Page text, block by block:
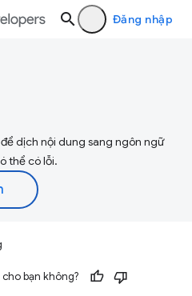
Đăng nhập
dịch nội dung sang ngôn ngữ
thể có lỗi.
bạn không?